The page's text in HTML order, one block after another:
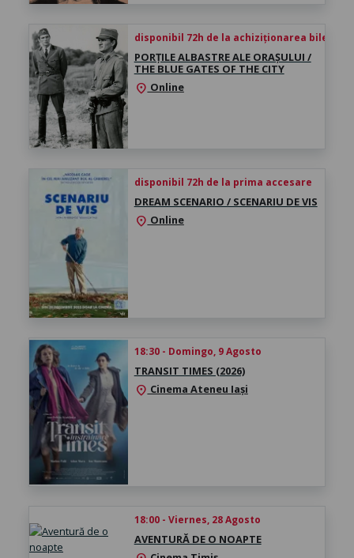
disponibil 72h de la achiziționarea biletului
PORȚILE ALBASTRE ALE ORAȘULUI /
THE BLUE GATES OF THE CITY
location_on Online
disponibil 72h de la prima accesare
DREAM SCENARIO / SCENARIU DE VIS
location_on Online
18:30 - Domingo, 9 Agosto
TRANSIT TIMES (2026)
location_on Cinema Ateneu Iași
18:00 - Viernes, 28 Agosto
AVENTURĂ DE O NOAPTE